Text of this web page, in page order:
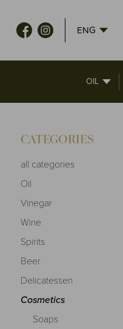
ENG
OIL
CATEGORIES
all categories
Oil
Vinegar
Wine
Spirits
Beer
Delicatessen
Cosmetics
Soaps